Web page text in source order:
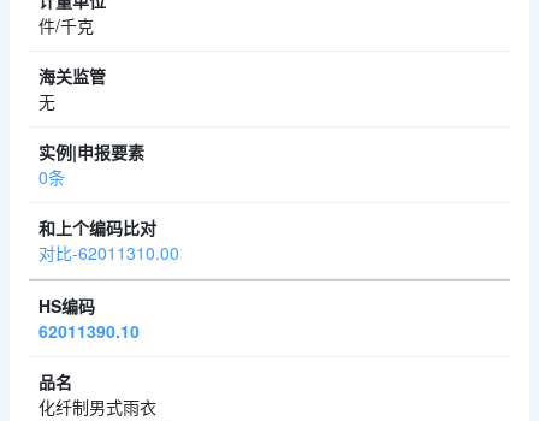
件/千克
无
0条
对比-62011310.00
62011390.10
化纤制男式雨衣